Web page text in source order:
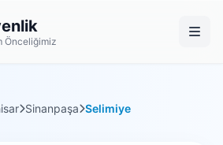
Önceliğimiz
Sinanpaşa Selimiye